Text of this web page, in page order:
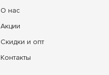
О нас
Акции
Скидки и опт
Контакты